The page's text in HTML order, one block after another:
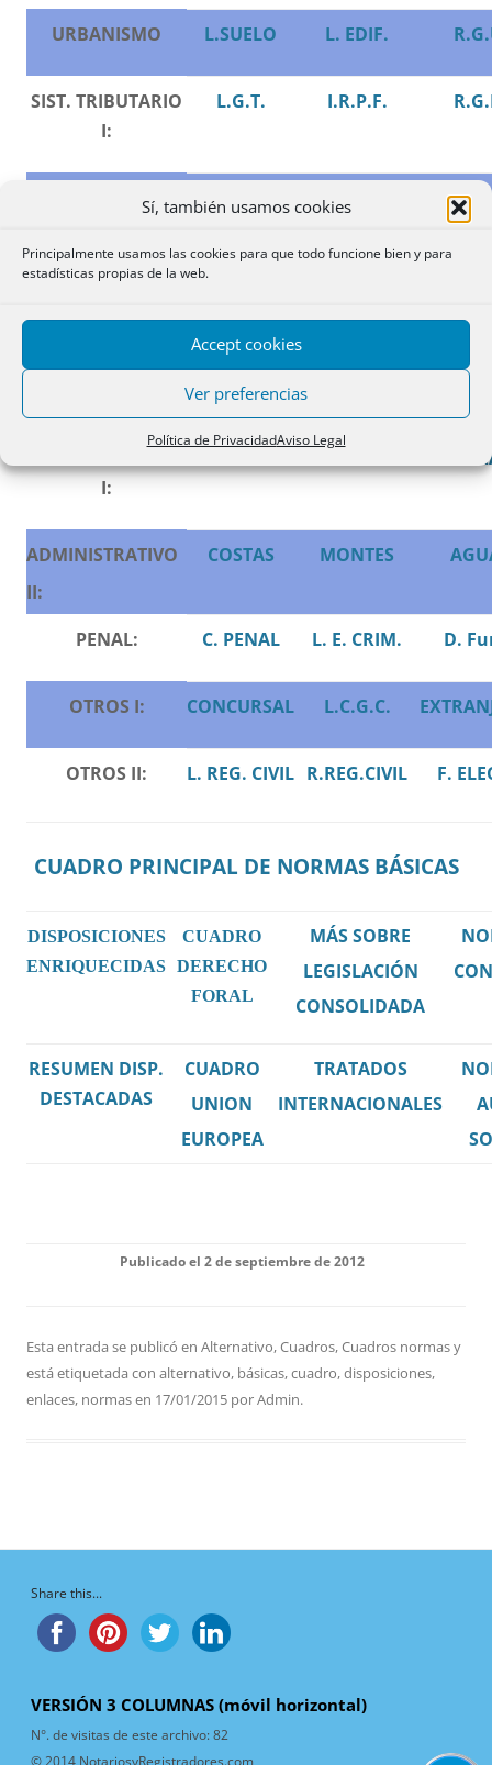
Sí, también usamos cookies
Principalmente usamos las cookies para que todo funcione bien y para
estadísticas propias de la web.
Accept cookies
Ver preferencias
Política de PrivacidadAviso Legal
URBANISMO L.SUELO L. EDIF.
SIST. TRIBUTARIO
I:
L.G.T. I.R.P.F.
SIST. TRIBUTARIO
L.I.S. R.I.S.
LIQUIDADORAS:
EST. TRAB.
I:
ADMINISTRATIVO
II:
COSTAS MONTES
PENAL: C. PENAL L. E. CRIM. D.
OTROS I: CONCURSAL L.C.G.C.
OTROS II: L. REG. CIVIL R.REG.CIVIL F.
CUADRO PRINCIPAL DE NORMAS BÁSICAS
DISPOSICIONES
ENRIQUECIDAS
CUADRO
DERECHO
FORAL
MÁS SOBRE
LEGISLACIÓN
CONSOLIDADA
RESUMEN DISP.
DESTACADAS
CUADRO
UNION
EUROPEA
TRATADOS
INTERNACIONALES
Publicado el 2deseptiembrede 2012
Esta entrada se publicó en Alternativo,Cuadros,Cuadros normasy
está etiquetada con alternativo, básicas,cuadro,disposiciones,
enlaces, normasen 17/01/2015 porAdmin.
Share this...
VERSIÓN 3 COLUMNAS (móvil horizontal)
N°. de visitas de este archivo:82